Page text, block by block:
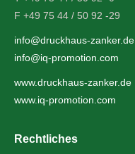
F +49 75 44 / 50 92 -29
info@druckhaus-zanker.de
info@iq-promotion.com
www.druckhaus-zanker.de
www.iq-promotion.com
Rechtliches